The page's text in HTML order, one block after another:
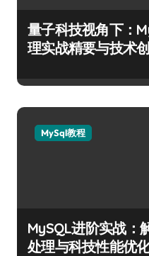
量子科技视角下：
理实战精要与技术
MySql教程
MySQL进阶实战：
处理与科技性能优